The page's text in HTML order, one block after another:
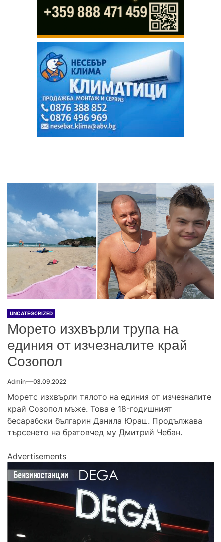
UNCATEGORIZED
Морето изхвърли трупа на
единия от изчезналите край
Созопол
Admin 03.09.2022
Морето изхвърли тялото на единия от изчезналите
край Созопол мъже. Това е 18-годишният
бесарабски българин Данила Юраш. Продължава
търсенето на братовчед му Дмитрий Чебан.
Advertisements